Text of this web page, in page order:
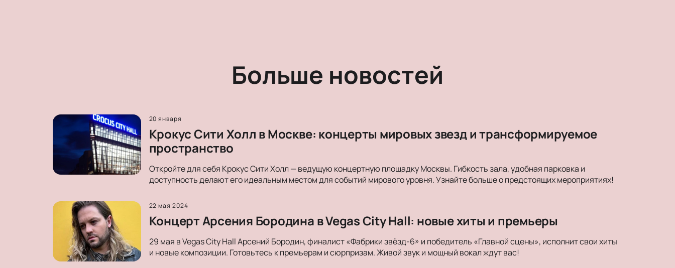
Больше новостей
20 января
Крокус Сити Холл в Москве: концерты мировых звезд и трансформируемое
пространство
Откройте для себя Крокус Сити Холл — ведущую концертную площадку Москвы. Гибкость зала, удобная парковка и
доступность делают его идеальным местом для событий мирового уровня. Узнайте больше о предстоящих мероприятиях!
22 мая 2024
Концерт Арсения Бородина в Vegas City Hall: новые хиты и премьеры
29 мая в Vegas City Hall Арсений Бородин, финалист «Фабрики звёзд-6» и победитель «Главной сцены», исполнит свои хиты
и новые композиции. Готовьтесь к премьерам и сюрпризам. Живой звук и мощный вокал ждут вас!